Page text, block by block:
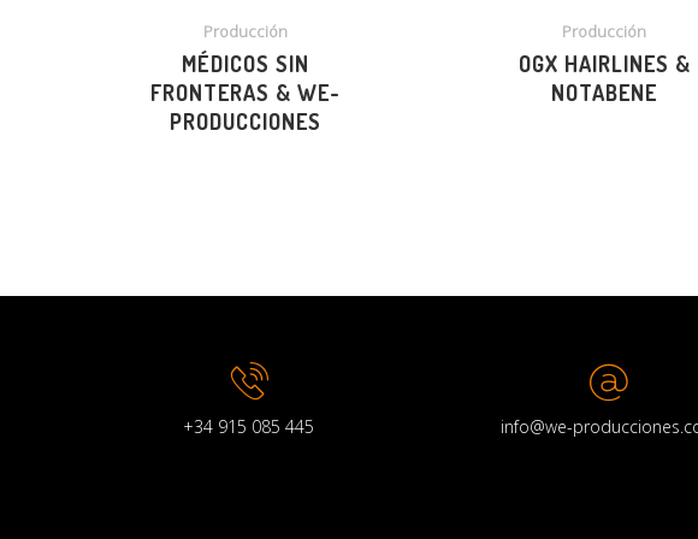
Producción
MÉDICOS SIN
FRONTERAS & WE-
PRODUCCIONES
Producción
OGX HAIRLINES &
NOTABENE
+34 915 085 445 info@we-